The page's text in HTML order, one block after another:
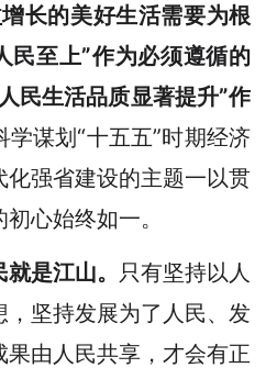
长的美好生活需要为根
民至上”作为必须遵循的
民生活品质显著提升”作
学谋划“十五五”时期经济
强省建设的主题一以贯
心始终如一。
是江山。 只有坚持以人
，坚持发展为了人民、发
果由人民共享，才会有正